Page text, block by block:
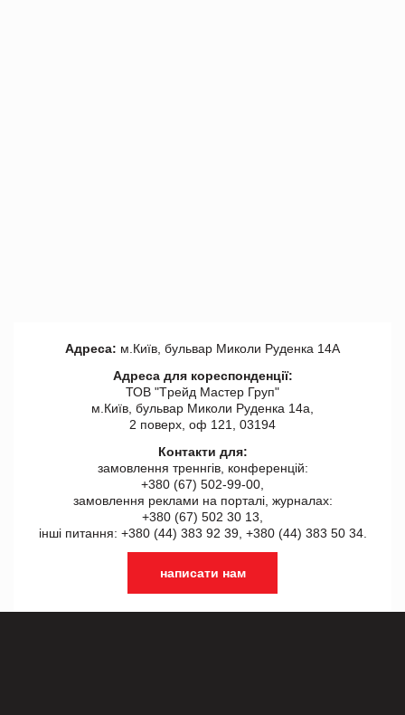
Адреса: м.Київ, бульвар Миколи Руденка 14А
Адреса для кореспонденції:
ТОВ "Tрейд Мастер Груп"
м.Київ, бульвар Миколи Руденка 14а,
2 поверх, оф 121, 03194
Контакти для:
замовлення треннгів, конференцій:
+380 (67) 502-99-00,
замовлення реклами на порталі, журналах:
+380 (67) 502 30 13,
інші питання: +380 (44) 383 92 39, +380 (44) 383 50 34.
написати нам